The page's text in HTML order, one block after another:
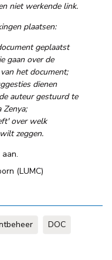
niet werkende link.
plaatsen:
geplaatst
gaan over de
het document;
dienen
auteur gestuurd te
Zenya;
over welk
zeggen.
(LUMC)
DOC